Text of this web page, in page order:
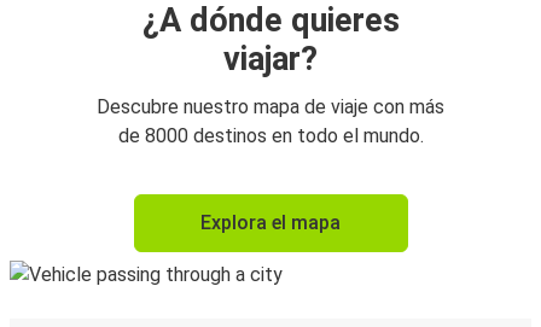
¿A dónde quieres
viajar?
Descubre nuestro mapa de viaje con más
de 8000 destinos en todo el mundo.
Explora el mapa